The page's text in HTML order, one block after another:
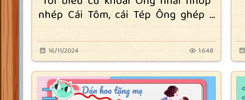
nhép Cái Tôm, cái Tép Ông ghép ...
16/11/2024 1.648